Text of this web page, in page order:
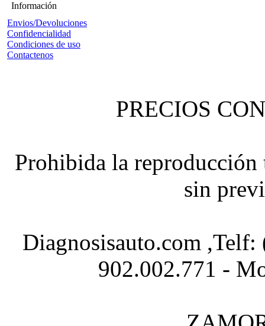
Información
Envios/Devoluciones
Confidencialidad
Condiciones de uso
Contactenos
PRECIOS
Prohibida la
sin
Diagnosisauto.com
902.002.771 -